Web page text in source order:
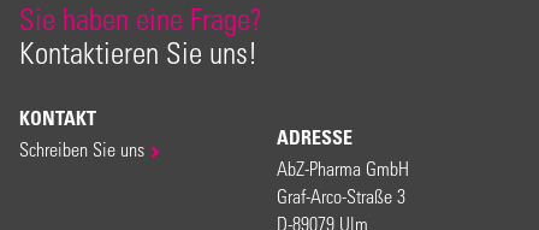
Sie haben eine Frage?
Kontaktieren Sie uns!
KONTAKT
Schreiben Sie uns ADRESSE
AbZ-Pharma GmbH
Graf-Arco-Straße 3
D-89079 Ulm